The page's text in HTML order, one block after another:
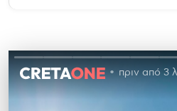
πριν από 3